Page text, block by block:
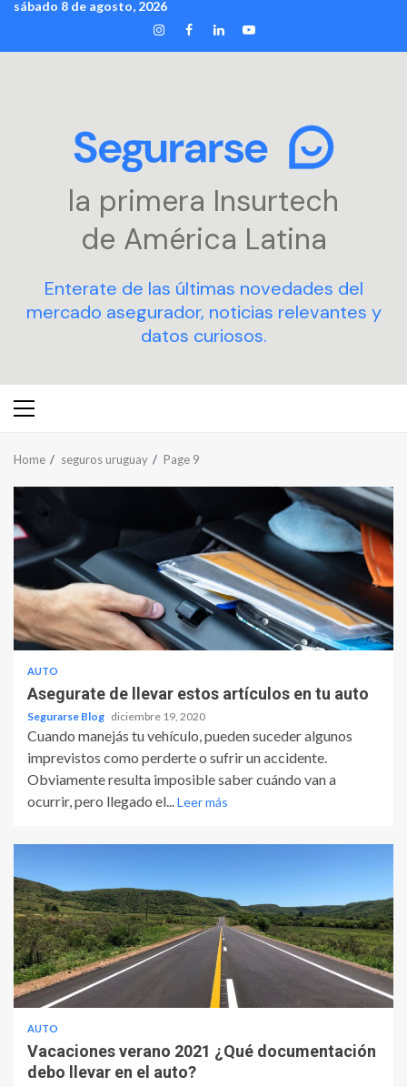
Skip
content
sábado 8 de agosto, 2026
INSTAGRAM
FACEBOOK
LINKEDIN
YOUTUBE
la primera Insurtech
de América Latina
Enterate de las últimas novedades del
mercado asegurador, noticias relevantes y
datos curiosos.
Primary
Home seguros uruguay Page 9
AUTO
Asegurate de llevar estos artículos en tu auto
Segurarse Blog diciembre 19, 2020
Cuando manejás tu vehículo, pueden suceder algunos
imprevistos como perderte o sufrir un accidente.
Obviamente resulta imposible saber cuándo van a
ocurrir, pero llegado el...Leer más
AUTO
Vacaciones verano 2021 ¿Qué documentación
debo llevar en el auto?